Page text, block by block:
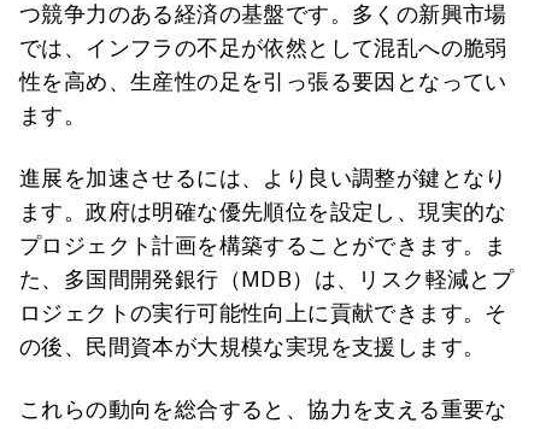
つ競争力のある経済の基盤です。多くの新興市場
では、インフラの不足が依然として混乱への脆弱
性を高め、生産性の足を引っ張る要因となってい
ます。
進展を加速させるには、より良い調整が鍵となり
ます。政府は明確な優先順位を設定し、現実的な
プロジェクト計画を構築することができます。ま
た、多国間開発銀行（MDB）は、リスク軽減とプ
ロジェクトの実行可能性向上に貢献できます。そ
の後、民間資本が大規模な実現を支援します。
これらの動向を総合すると、協力を支える重要な